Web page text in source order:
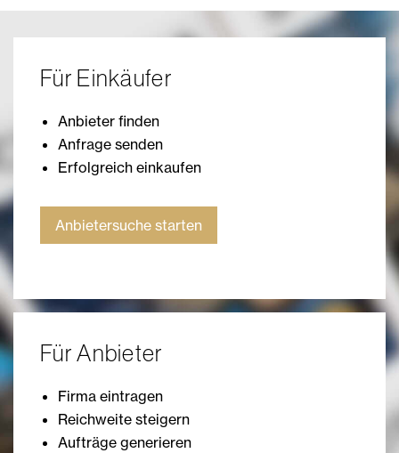
Für Einkäufer
Anbieter finden
Anfrage senden
Erfolgreich einkaufen
Anbietersuche starten
Für Anbieter
Firma eintragen
Reichweite steigern
Aufträge generieren